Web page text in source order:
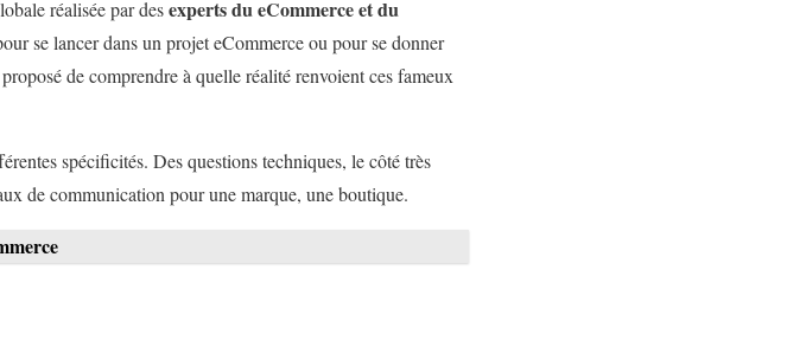
réalisée par desexperts du eCommerce et du
se lancer dans un projet eCommerce ou pour se donner
de comprendre à quelle réalité renvoient ces fameux
spécificités. Des questions techniques, le côté très
de communication pour une marque, une boutique.